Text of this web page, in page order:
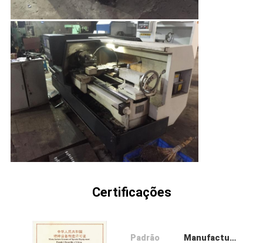
Certificações
Padrão
Manufacture License of Special Equipment People's Republic of China